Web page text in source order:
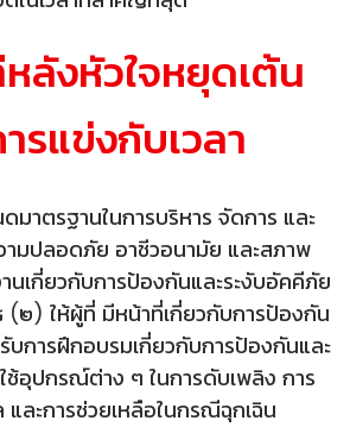
ลังหัวใจหยุดเต้น
มาตรฐานในการบริหาร จัดการ และ
ามปลอดภัย อาชีวอนามัย และสภาพ
นเกี่ยวกับการป้องกันและระงับอัคคีภัย
๒) ให้ผู้ที่ มีหน้าที่เกี่ยวกับการป้องกัน
บการฝึกอบรมเกี่ยวกับการป้องกันและ
ช้อุปกรณ์ต่าง ๆ ในการดับเพลิง การ
ละการช่วยเหลือในกรณีฉุกเฉิน